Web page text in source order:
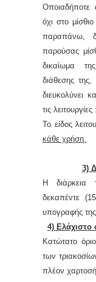
Οποιαδήποτε
όχι στο
παραπάνω,
παρούσας
δικαίωμα
διάθεσης της,
διευκολύνει
τις
Το είδος
κάθε χρήση.
3)
Η διάρκεια
δεκαπέντε
υπογραφής
4)
Κατώτατο
των
πλέον